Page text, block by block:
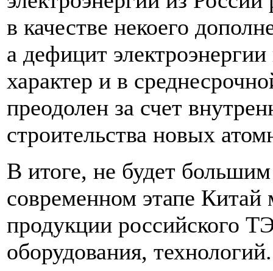
в качестве некоего
а дефицит
характер и в
преодолен за счет
строительства новых
В итоге, не будет
современном этапе Китай
продукции российского
оборудования,